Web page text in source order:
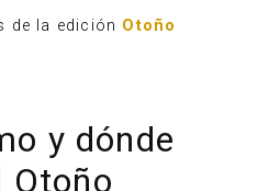
de la edición Otoño
y dónde
Otoño